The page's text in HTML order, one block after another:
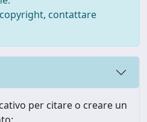
contattare
per citare o creare un